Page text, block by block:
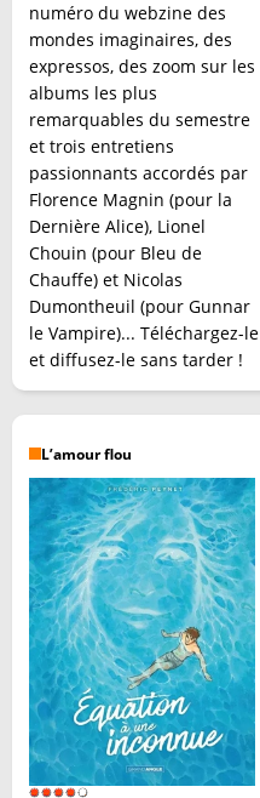
numéro du webzine des
mondes imaginaires, des
expressos, des zoom sur les
albums les plus
remarquables du semestre
et trois entretiens
passionnants accordés par
Florence Magnin (pour la
Dernière Alice), Lionel
Chouin (pour Bleu de
Chauffe) et Nicolas
Dumontheuil (pour Gunnar
le Vampire)... Téléchargez-le
et diffusez-le sans tarder !
L’amour flou